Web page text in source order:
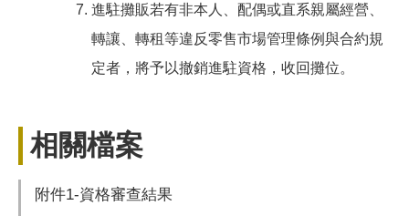
進駐攤販若有非本人、配偶或直系親屬經營、
轉讓、轉租等違反零售市場管理條例與合約規
定者，將予以撤銷進駐資格，收回攤位。
相關檔案
附件1-資格審查結果